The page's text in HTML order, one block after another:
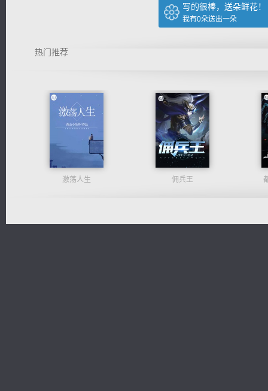
写的很棒，送朵鲜花！
我有0朵送出一朵
热门推荐
激荡人生 佣兵王